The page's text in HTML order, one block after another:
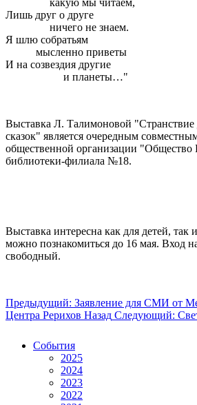
Лишь друг о друге
ничего не знаем.
Я шлю собратьям
мысленно приветы
И на созвездия другие
и планеты…"
Выставка Л. Талимоновой "Странствие
сказок" является очередным
общественной организации "Общество
библиотеки-филиала №18.
Выставка интересна как для детей, так
можно познакомиться до 16 мая. Вход
свободный.
Предыдущий: Заявление для СМИ от
Центра Рерихов Назад Следующий:
События
2025
2024
2023
2022